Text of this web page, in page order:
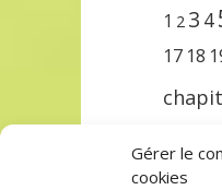
Gérer le
cookies
1 2 3 4
17 18